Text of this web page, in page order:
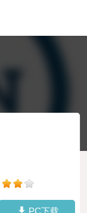
PC下载